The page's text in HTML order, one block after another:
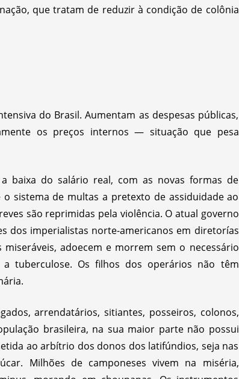
que tratam de reduzir à condição de colônia
do Brasil. Aumentam as despesas públicas,
os preços internos — situação que pesa
baixa do salário real, com as novas formas de
sistema de multas a pretexto de assiduidade ao
são reprimidas pela violência. O atual governo
dos imperialistas norte-americanos em diretorías
adoecem e morrem sem o necessário
tuberculose. Os filhos dos operários não têm
arrendatários, sitiantes, posseiros, colonos,
brasileira, na sua maior parte não possui
ao arbítrio dos donos dos latifúndios, seja nas
Milhões de camponeses vivem na miséria,